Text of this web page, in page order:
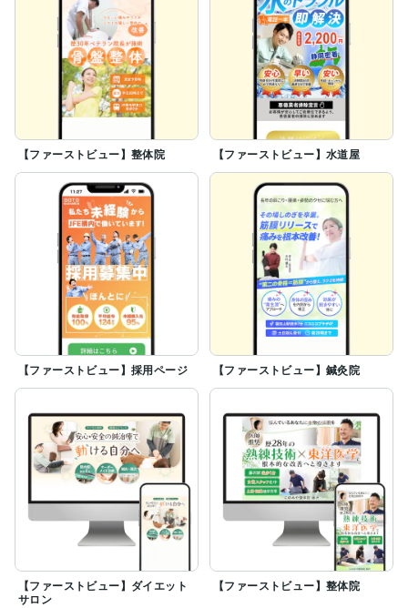
【ファーストビュー】整体院 【ファーストビュー】水道屋
【ファーストビュー】採用ページ 【ファーストビュー】鍼灸院
【ファーストビュー】ダイエット
サロン
【ファーストビュー】整体院